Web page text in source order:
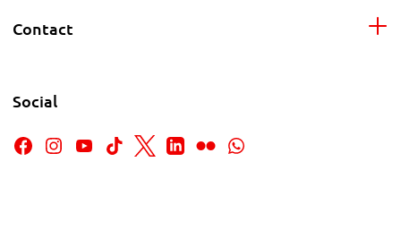
Contact
Social